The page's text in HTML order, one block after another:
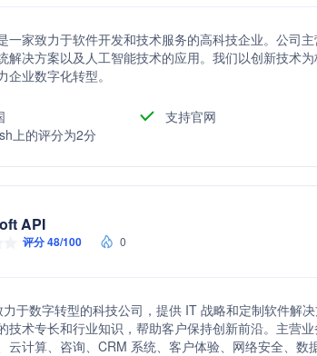
一家致力于软件开发和技术服务的高科技企业。公司主
解决方案以及人工智能技术的应用。我们以创新技术
业数字化转型。
支持官网
上的评分为2分
API
评分 48/100 0
于数字转型的科技公司，提供 IT 战略和定制软件解
技术专长和行业知识，帮助客户保持创新前沿。主营
云计算、咨询、CRM 系统、客户体验、网络安全、数